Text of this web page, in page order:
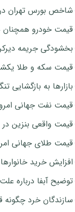
شاخص بورس تهران در
قیمت خودرو همچنان
بخشودگی جریمه
قیمت سکه و طلا یکشنبه 18 مرداد
بازارها به
قیمت نفت جهانی امروز 1405/
قیمت واقعی بنزین
قیمت طلای جهانی امروز 18 مرداد
افزایش خرید
توضیح آبفا درباره
سازندگان خرد چگونه